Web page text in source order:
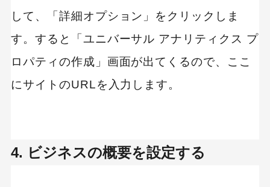
して、「詳細オプション」をクリックしま
す。すると「ユニバーサル アナリティクス プ
ロパティの作成」画面が出てくるので、ここ
にサイトのURLを入力します。
4. ビジネスの概要を設定する